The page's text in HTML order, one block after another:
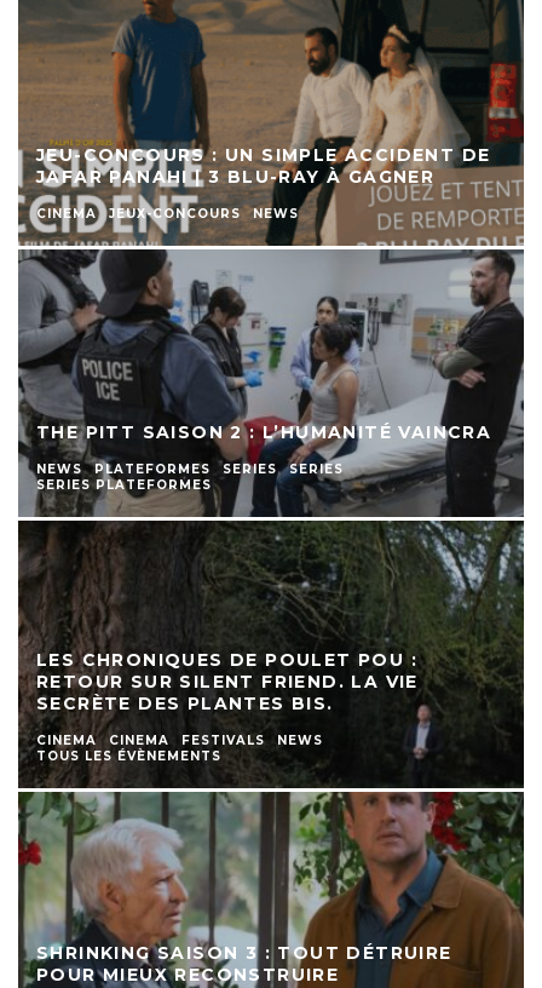
JEU-CONCOURS : UN SIMPLE ACCIDENT DE
JAFAR PANAHI | 3 BLU-RAY À GAGNER
CINEMA JEUX-CONCOURS NEWS
THE PITT SAISON 2 : L’HUMANITÉ VAINCRA
NEWS PLATEFORMES SERIES
SERIES
SERIES PLATEFORMES
LES CHRONIQUES DE POULET POU :
RETOUR SUR SILENT FRIEND. LA VIE
SECRÈTE DES PLANTES BIS.
CINEMA CINEMA FESTIVALS
NEWS
TOUS LES ÉVÈNEMENTS
SHRINKING SAISON 3 : TOUT DÉTRUIRE
POUR MIEUX RECONSTRUIRE